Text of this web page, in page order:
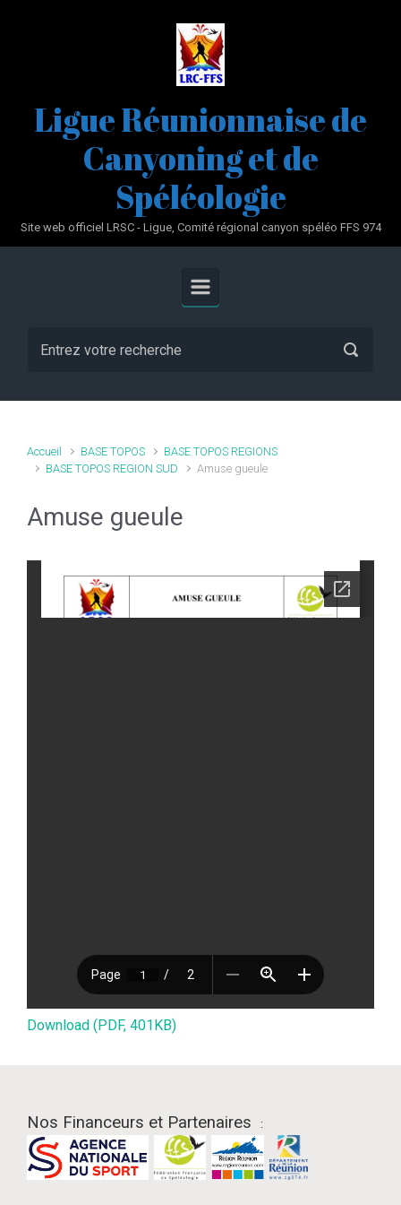
Ligue Réunionnaise de
Canyoning et de
Spéléologie
Site web officiel LRSC - Ligue, Comité régional canyon spéléo FFS 974
Accueil BASE TOPOS
BASE TOPOS REGIONS
BASE TOPOS REGION SUD
Amuse gueule
Amuse gueule
Download (PDF, 401KB)
Nos Financeurs et Partenaires :